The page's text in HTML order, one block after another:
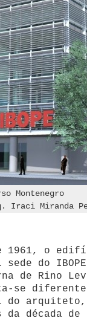
Montenegro
Iraci Miranda
1961, o
do
de Rino
se diferente
arquiteto,
da década